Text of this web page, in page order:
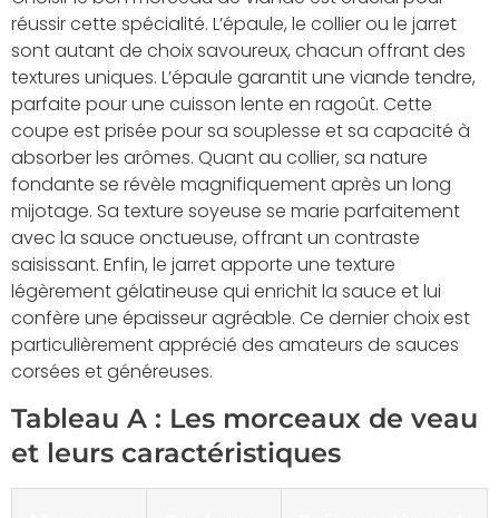
réussir cette spécialité. L’épaule, le collier ou le jarret
sont autant de choix savoureux, chacun offrant des
textures uniques. L’épaule garantit une viande tendre,
parfaite pour une cuisson lente en ragoût. Cette
coupe est prisée pour sa souplesse et sa capacité à
absorber les arômes. Quant au collier, sa nature
fondante se révèle magnifiquement après un long
mijotage. Sa texture soyeuse se marie parfaitement
avec la sauce onctueuse, offrant un contraste
saisissant. Enfin, le jarret apporte une texture
légèrement gélatineuse qui enrichit la sauce et lui
confère une épaisseur agréable. Ce dernier choix est
particulièrement apprécié des amateurs de sauces
corsées et généreuses.
Tableau A : Les morceaux de veau
et leurs caractéristiques